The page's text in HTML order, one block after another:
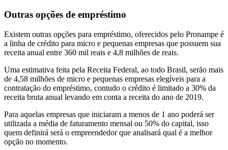
Outras opções de empréstimo
Existem outras opções para empréstimo, oferecidos pelo Pronampe é
a linha de crédito para micro e pequenas empresas que possuem sua
receita anual entre 360 mil reais e 4,8 milhões de reais.
Uma estimativa feita pela Receita Federal, ao todo Brasil, serão mais
de 4,58 milhões de micro e pequenas empresas elegíveis para a
contratação do empréstimo, contudo o crédito é limitado a 30% da
receita bruta anual levando em conta a receita do ano de 2019.
Para aquelas empresas que iniciaram a menos de 1 ano poderá ser
utilizada a média de faturamento mensal ou 50% do capital, isso
quem definirá será o empreendedor que analisará qual é a melhor
opção no momento.